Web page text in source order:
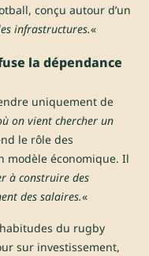
conçu autour d’un
infrastructures.«
la dépendance
uniquement de
on vient chercher un
le rôle des
modèle économique. Il
à construire des
des salaires.«
du rugby
sur investissement,